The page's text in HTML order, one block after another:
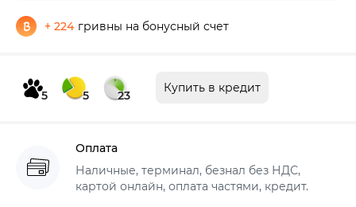
+ 224 гривны на бонусный счет
5 5 23
Купить в кредит
Оплата
Наличные, терминал, безнал без НДС,
картой онлайн, оплата частями, кредит.